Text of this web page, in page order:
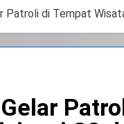
Patroli di Tempat